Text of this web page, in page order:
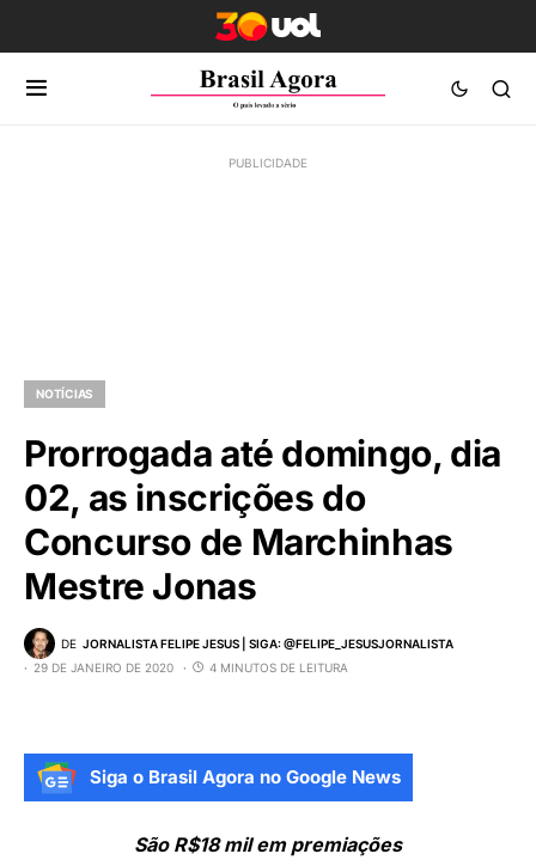
NOTÍCIAS
Prorrogada até domingo, dia
02, as inscrições do
Concurso de Marchinhas
Mestre Jonas
DE JORNALISTA FELIPE JESUS | SIGA: @FELIPE_JESUSJORNALISTA
29 DE JANEIRO DE 2020
4 MINUTOS DE LEITURA
Siga o Brasil Agora no Google News
São R$18 mil em premiações